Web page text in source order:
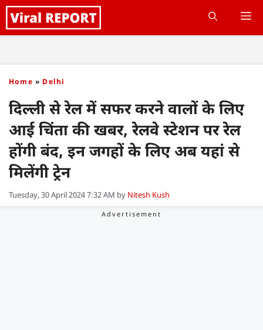
Skip
to
Home » Delhi
दिल्ली से रेल में सफर करने वालों के लिए
आई चिंता की खबर, रेलवे स्टेशन पर रेल
होंगी बंद, इन जगहों के लिए अब यहां से
मिलेंगी ट्रेन
Tuesday, 30 April 2024 7:32 AM by Nitesh Kush